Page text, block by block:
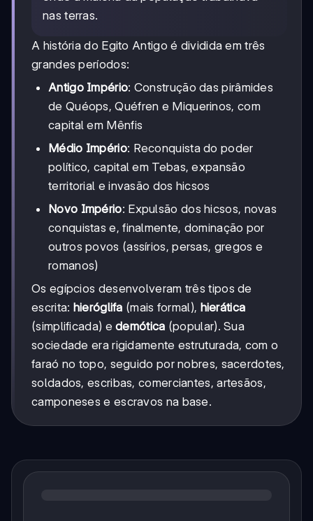
nas terras.
A história do Egito Antigo é dividida em três
grandes períodos:
Antigo Império: Construção das pirâmides
de Quéops, Quéfren e Miquerinos, com
capital em Mênfis
Médio Império: Reconquista do poder
político, capital em Tebas, expansão
territorial e invasão dos hicsos
Novo Império: Expulsão dos hicsos, novas
conquistas e, finalmente, dominação por
outros povos (assírios, persas, gregos e
romanos)
Os egípcios desenvolveram três tipos de
escrita: hieróglifa (mais formal), hierática
(simplificada) edemótica (popular). Sua
sociedade era rigidamente estruturada, com o
faraó no topo, seguido por nobres, sacerdotes,
soldados, escribas, comerciantes, artesãos,
camponeses e escravos na base.